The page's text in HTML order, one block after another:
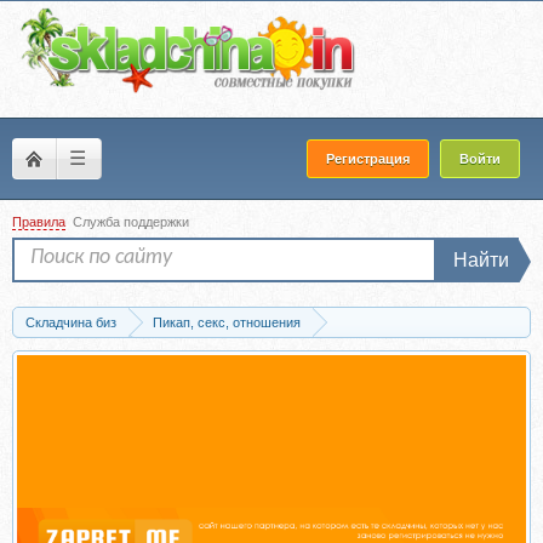
☰ Регистрация Войти
Правила Служба поддержки
Найти
Складчина биз
Пикап, секс, отношения
Курсы и тренинги по отношениям
Отношение мужчины и женщины